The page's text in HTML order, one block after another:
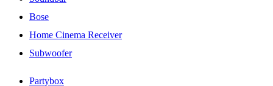
Bose
Home Cinema Receiver
Subwoofer
Partybox